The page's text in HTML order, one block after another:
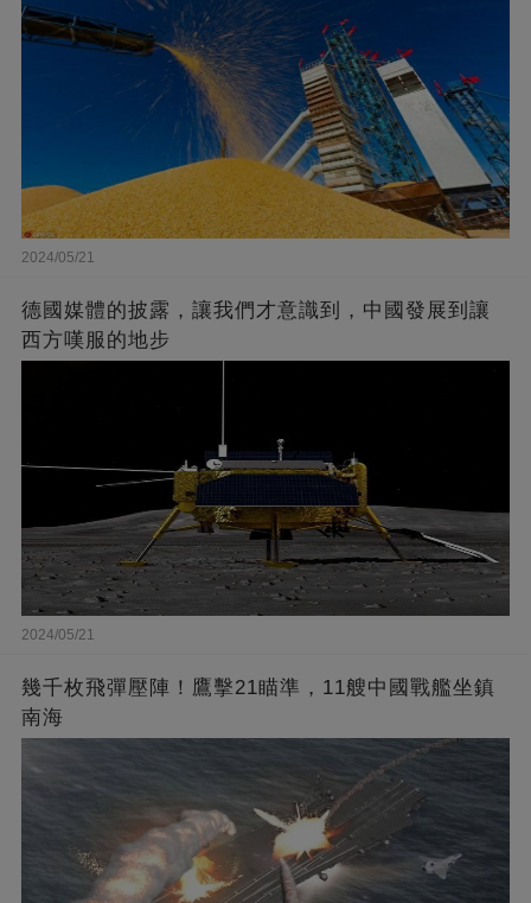
2024/05/21
德國媒體的披露，讓我們才意識到，中國發展到讓
西方嘆服的地步
2024/05/21
幾千枚飛彈壓陣！鷹擊21瞄準，11艘中國戰艦坐鎮
南海